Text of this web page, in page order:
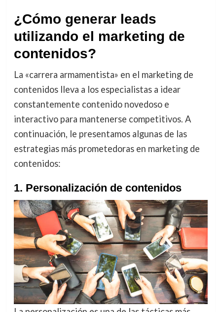
¿Cómo generar leads
utilizando el marketing de
contenidos?
La «carrera armamentista» en el marketing de
contenidos lleva a los especialistas a idear
constantemente contenido novedoso e
interactivo para mantenerse competitivos. A
continuación, le presentamos algunas de las
estrategias más prometedoras en marketing de
contenidos:
1. Personalización de contenidos